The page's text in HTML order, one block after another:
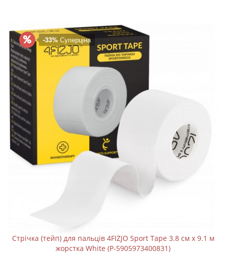
-33% Суперціна
Стрічка (тейп) для пальців 4FIZJO Sport Tape 3.8 см x 9.1 м
жорстка White (P-5905973400831)